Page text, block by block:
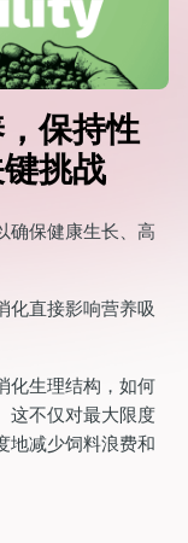
保持性
挑战
确保健康生长、高
化直接影响营养吸
化生理结构，如何
这不仅对最大限度
地减少饲料浪费和